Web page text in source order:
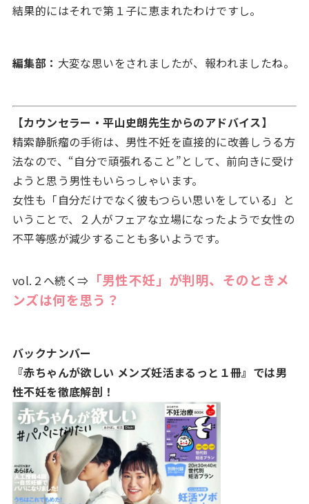
結果的にはそれで第１子に恵まれたわけですし。
編集部： 大変な思いをされましたが、報われましたね。
【カウンセラー・平山史朗先生からのアドバイス】
精索静脈瘤の手術は、男性不妊を直接的に改善しうる方
法なので、“自分で頑張れること”として、前向きに受け
ようと思う男性もいらっしゃいます。
女性も「自分だけでなく彼もつらい思いをしている」と
いうことで、２人がフェアな立場になったようで女性の
不平等感が減少することも多いようです。
vol.２へ続く⇒ 「男性不妊」が判明、そのときメ
ンズは何を思う？
バックナンバー
『赤ちゃんが欲しい メンズ妊活まるっと１冊』では男
性不妊を徹底解剖！